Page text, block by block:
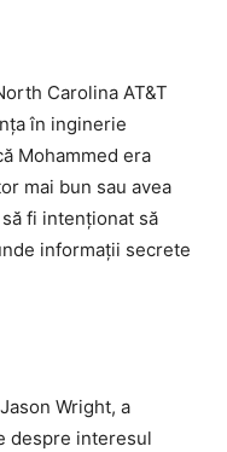
Carolina AT&T
în inginerie
Mohammed era
mai bun sau avea
fi intenţionat să
informaţii secrete
Wright, a
despre interesul